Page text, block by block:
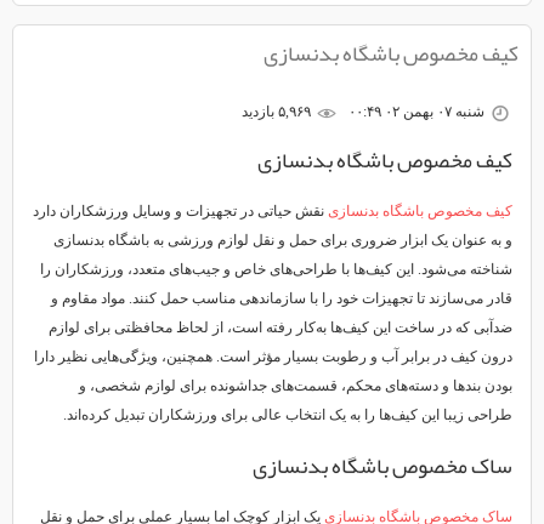
کیف مخصوص باشگاه بدنسازی
شنبه ۰۷ بهمن ۰۲ ۰۰:۴۹
کیف مخصوص باشگاه بدنسازی
کیف مخصوص باشگاه بدنسازی نقش حیاتی در تجهیزات و وسایل ورزشکاران دارد
و به عنوان یک ابزار ضروری برای حمل و نقل لوازم ورزشی به باشگاه بدنسازی
شناخته می‌شود. این کیف‌ها با طراحی‌های خاص و جیب‌های متعدد، ورزشکاران را
قادر می‌سازند تا تجهیزات خود را با سازماندهی مناسب حمل کنند. مواد مقاوم و
ضدآبی که در ساخت این کیف‌ها به‌کار رفته است، از لحاظ محافظتی برای لوازم
درون کیف در برابر آب و رطوبت بسیار مؤثر است. همچنین، ویژگی‌هایی نظیر دارا
بودن بندها و دسته‌های محکم، قسمت‌های جداشونده برای لوازم شخصی، و
طراحی زیبا این کیف‌ها را به یک انتخاب عالی برای ورزشکاران تبدیل کرده‌اند.
ساک مخصوص باشگاه بدنسازی
ساک مخصوص باشگاه بدنسازی یک ابزار کوچک اما بسیار عملی برای حمل و نقل